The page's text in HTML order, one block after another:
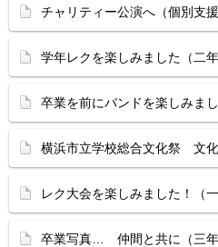
チャリティー公演へ（個別支
学年レクを楽しみました（二
卒業を前にバンドを楽しみま
横浜市立学校総合文化祭 文
レク大会を楽しみました！（
卒業写真… 仲間と共に（三